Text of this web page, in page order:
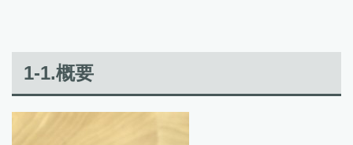
1-1.概要